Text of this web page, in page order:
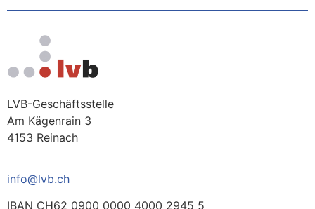
LVB-Geschäftsstelle
Am Kägenrain 3
4153 Reinach
info@lvb.ch
IBAN CH62 0900 0000 4000 2945 5